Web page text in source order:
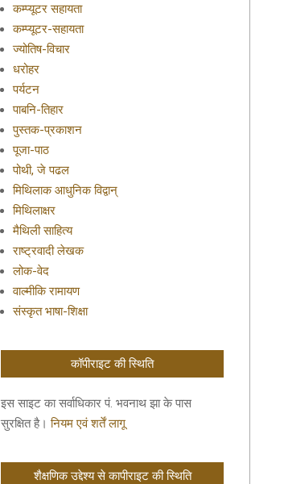
कम्प्यूटर सहायता
कम्प्यूटर-सहायता
ज्योतिष-विचार
धरोहर
पर्यटन
पाबनि-तिहार
पुस्तक-प्रकाशन
पूजा-पाठ
पोथी, जे पढल
मिथिलाक आधुनिक विद्वान्
मिथिलाक्षर
मैथिली साहित्य
राष्ट्रवादी लेखक
लोक-वेद
वाल्मीकि रामायण
संस्कृत भाषा-शिक्षा
कॉपीराइट की स्थिति
इस साइट का सर्वाधिकार पं. भवनाथ झा के पास
सुरक्षित है।नियम एवं शर्तें लागू
शैक्षणिक उद्देश्य से कापीराइट की स्थिति